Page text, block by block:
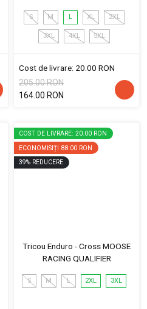
S M L XL 2XL
3XL 4XL 5XL
Cost de livrare: 20.00 RON
205.00 RON
164.00 RON
COST DE LIVRARE: 20.00 RON
ECONOMISIȚI 88.00 RON
39% REDUCERE
Tricou Enduro - Cross MOOSE
RACING QUALIFIER
S M L 2XL 3XL